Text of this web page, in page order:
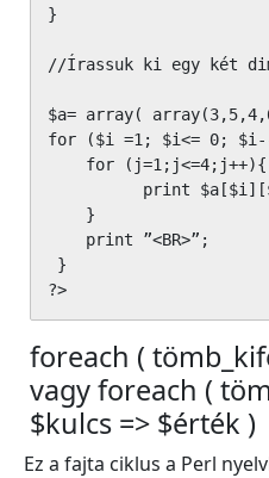
}
//Írassuk ki egy két
$a= array(
for ($i =1; $i<= 0;
    for (j=1;j<=4;j++){
print
    }
    print ”<BR>”;
}
?>
foreach (
vagy foreach (
$kulcs => $érték )
Ez a fajta ciklus a Perl